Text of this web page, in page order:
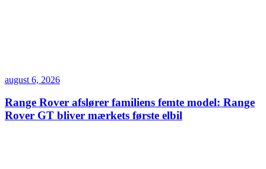
august 6, 2026
Range Rover afslører familiens femte model: Range
Rover GT bliver mærkets første elbil